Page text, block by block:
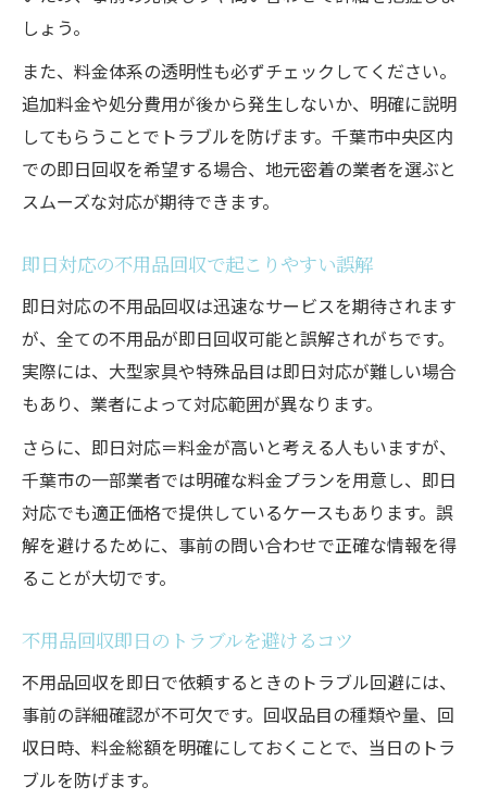
しょう。
また、料金体系の透明性も必ずチェックしてください。
追加料金や処分費用が後から発生しないか、明確に説明
してもらうことでトラブルを防げます。千葉市中央区内
での即日回収を希望する場合、地元密着の業者を選ぶと
スムーズな対応が期待できます。
即日対応の不用品回収で起こりやすい誤解
即日対応の不用品回収は迅速なサービスを期待されます
が、全ての不用品が即日回収可能と誤解されがちです。
実際には、大型家具や特殊品目は即日対応が難しい場合
もあり、業者によって対応範囲が異なります。
さらに、即日対応＝料金が高いと考える人もいますが、
千葉市の一部業者では明確な料金プランを用意し、即日
対応でも適正価格で提供しているケースもあります。誤
解を避けるために、事前の問い合わせで正確な情報を得
ることが大切です。
不用品回収即日のトラブルを避けるコツ
不用品回収を即日で依頼するときのトラブル回避には、
事前の詳細確認が不可欠です。回収品目の種類や量、回
収日時、料金総額を明確にしておくことで、当日のトラ
ブルを防げます。